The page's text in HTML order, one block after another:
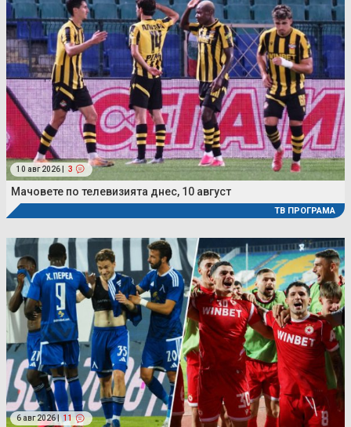
10 авг 2026 | 3
Мачовете по телевизията днес, 10 август
ТВ ПРОГРАМА
6 авг 2026 | 11